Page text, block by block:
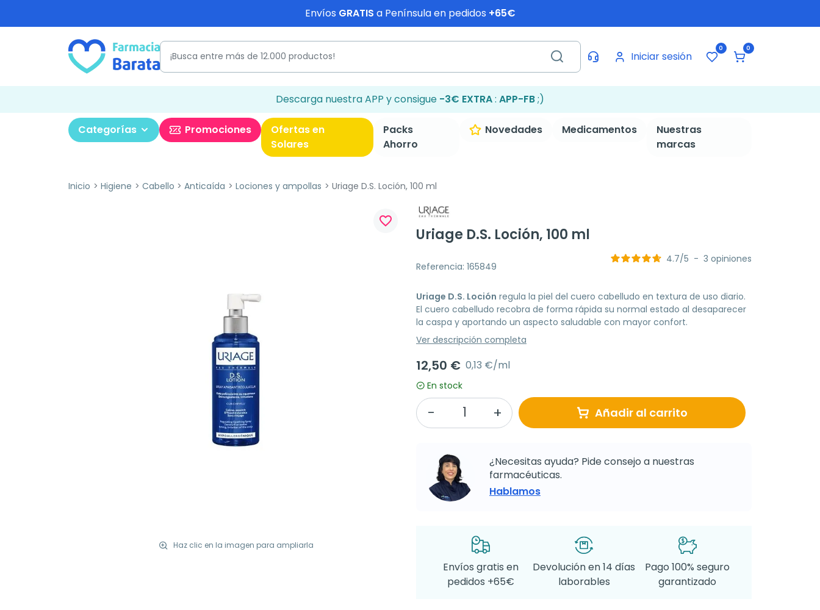
Envíos GRATIS a Península en pedidos +65€
Iniciar sesión
0 0
Descarga nuestra APP y consigue -3€ EXTRA: APP-FB;)
Categorías Promociones
Ofertas en
Solares
Packs
Ahorro
Novedades Medicamentos
Nuestras
marcas
Inicio Higiene Cabello Anticaída Lociones y ampollas Uriage D.S. Loción, 100 ml
Haz clic en la imagen para ampliarla
favorite_border
Uriage D.S. Loción, 100 ml
Referencia: 165849
4.7/5 - 3 opiniones
Uriage D.S. Loción regula la piel del cuero cabelludo en textura de uso diario.
El cuero cabelludo recobra de forma rápida su normal estado al desaparecer
la caspa y aportando un aspecto saludable con mayor confort.
Ver descripción completa
12,50 € 0,13 €/ml
En stock
Añadir al carrito
¿Necesitas ayuda? Pide consejo a nuestras
farmacéuticas.
Hablamos
Envíos gratis en
pedidos +65€
Devolución en 14 días
laborables
Pago 100% seguro
garantizado